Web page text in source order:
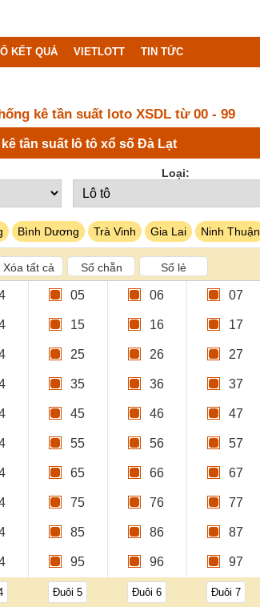
KẾT QUẢ VIETLOTT TIN TỨC
kê tần suất loto XSDL từ 00 - 99
tần suất lô tô xổ số Đà Lạt
Loại:
Bình Dương Trà Vinh Gia Lai Ninh Thuận
Xóa tất cả Số chẵn Số lẻ
05 06 07
15 16 17
25 26 27
35 36 37
45 46 47
55 56 57
65 66 67
75 76 77
85 86 87
95 96 97
Đuôi 5 Đuôi 6 Đuôi 7